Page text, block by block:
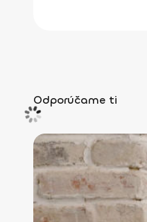
Odporúčame ti